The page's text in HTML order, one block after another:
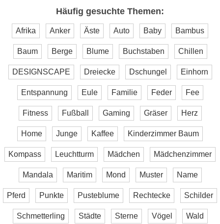
Häufig gesuchte Themen:
Afrika Anker Äste Auto Baby Bambus
Baum Berge Blume Buchstaben Chillen
DESIGNSCAPE Dreiecke Dschungel Einhorn
Entspannung Eule Familie Feder Fee
Fitness Fußball Gaming Gräser Herz
Home Junge Kaffee Kinderzimmer Baum
Kompass Leuchtturm Mädchen Mädchenzimmer
Mandala Maritim Mond Muster Name
Pferd Punkte Pusteblume Rechtecke Schilder
Schmetterling Städte Sterne Vögel Wald